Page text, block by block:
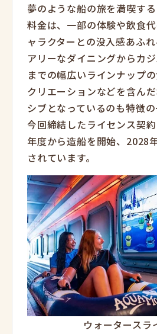
夢のような船の旅を満喫する
料金は、一部の体験や飲食
ャラクターとの没入感あふ
アリーなダイニングからカ
までの幅広いラインナップ
クリエーションなどを含ん
シブとなっているのも特徴の
今回締結したライセンス契
年度から造船を開始、2028
されています。
ウォータースラ